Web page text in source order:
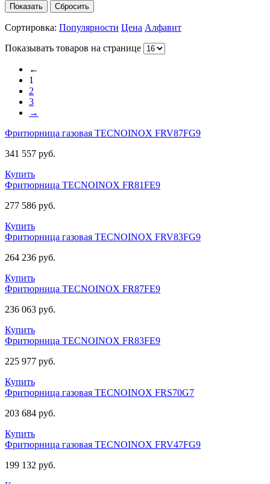
Сортировка: Популярности Цена Алфавит
Показывать товаров на странице
←
1
2
3
→
Фритюрница газовая TECNOINOX FRV87FG9
341 557 руб.
Купить
Фритюрница TECNOINOX FR81FE9
277 586 руб.
Купить
Фритюрница газовая TECNOINOX FRV83FG9
264 236 руб.
Купить
Фритюрница TECNOINOX FR87FE9
236 063 руб.
Купить
Фритюрница TECNOINOX FR83FE9
225 977 руб.
Купить
Фритюрница газовая TECNOINOX FRS70G7
203 684 руб.
Купить
Фритюрница газовая TECNOINOX FRV47FG9
199 132 руб.